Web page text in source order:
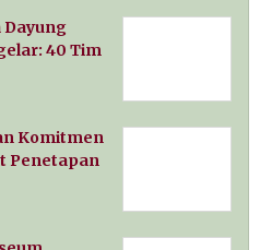
Dayung
40 Tim
Komitmen
Penetapan